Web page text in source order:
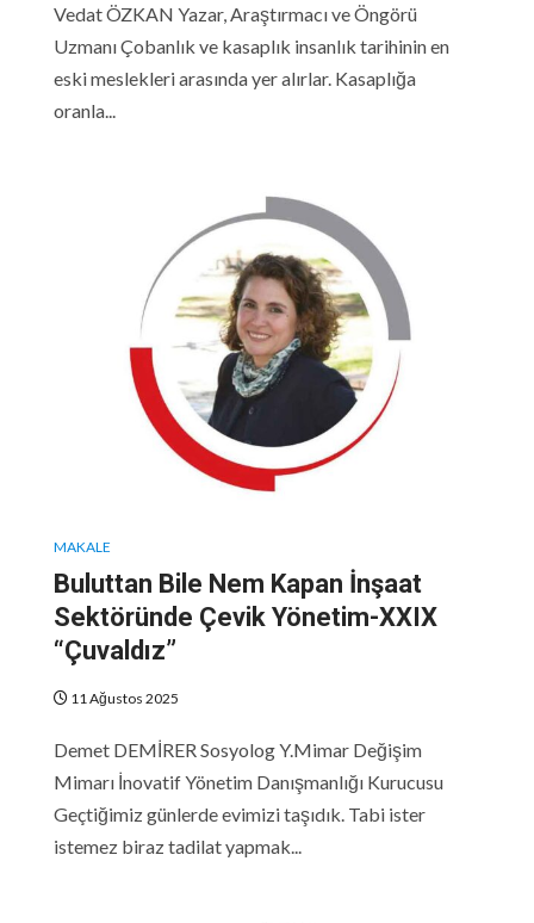
Vedat ÖZKAN Yazar, Araştırmacı ve Öngörü
Uzmanı Çobanlık ve kasaplık insanlık tarihinin en
eski meslekleri arasında yer alırlar. Kasaplığa
oranla...
MAKALE
Buluttan Bile Nem Kapan İnşaat
Sektöründe Çevik Yönetim-XXIX
“Çuvaldız”
11 Ağustos 2025
Demet DEMİRER Sosyolog Y.Mimar Değişim
Mimarı İnovatif Yönetim Danışmanlığı Kurucusu
Geçtiğimiz günlerde evimizi taşıdık. Tabi ister
istemez biraz tadilat yapmak...